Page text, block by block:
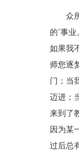
众
的`事业
如果我
师您逐
门；当
迈进；
来到了
因为某
过后总